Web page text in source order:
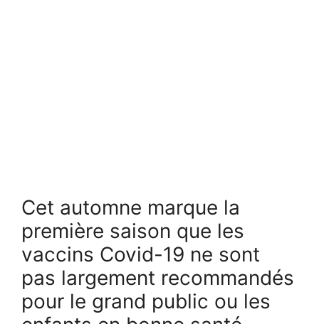
Cet automne marque la
première saison que les
vaccins Covid-19 ne sont
pas largement recommandés
pour le grand public ou les